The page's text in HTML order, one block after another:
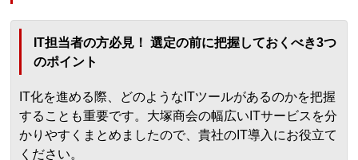
IT担当者の方必見！ 選定の前に把握しておくべき3つ
のポイント
IT化を進める際、どのようなITツールがあるのかを把握
することも重要です。大塚商会の幅広いITサービスを分
かりやすくまとめましたので、貴社のIT導入にお役立て
ください。